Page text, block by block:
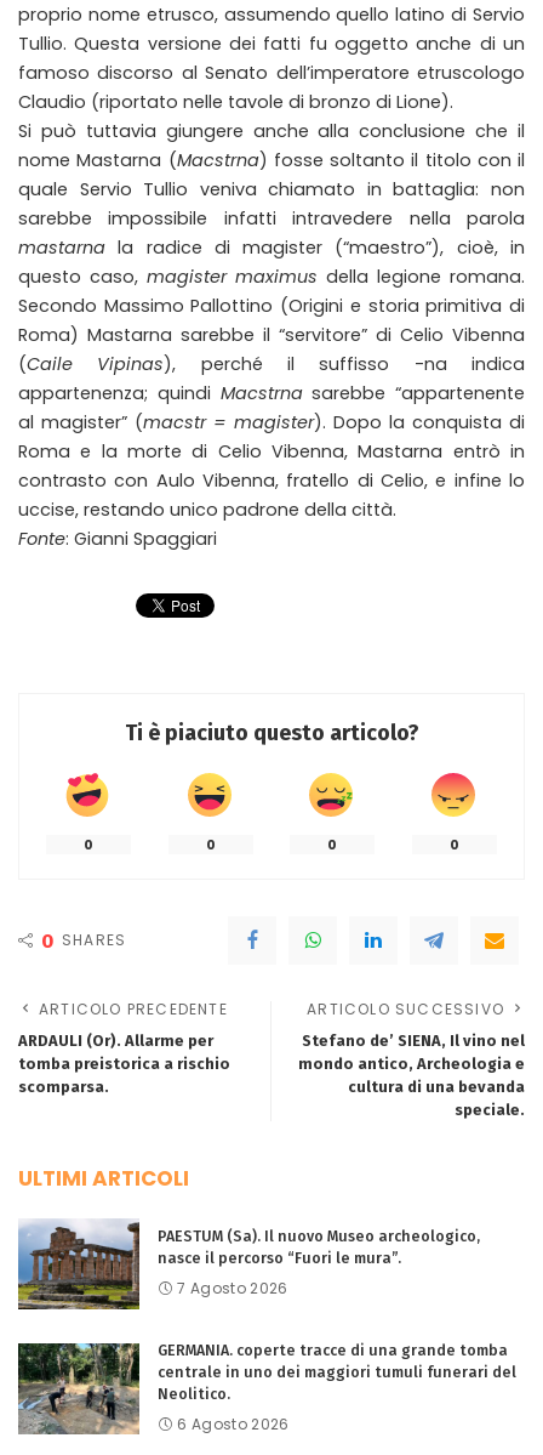
proprio nome etrusco, assumendo quello latino di Servio
Tullio. Questa versione dei fatti fu oggetto anche di un
famoso discorso al Senato dell’imperatore etruscologo
Claudio (riportato nelle tavole di bronzo di Lione).
Si può tuttavia giungere anche alla conclusione che il
nome Mastarna (Macstrna) fosse soltanto il titolo con il
quale Servio Tullio veniva chiamato in battaglia: non
sarebbe impossibile infatti intravedere nella parola
mastarnala radice di magister (“maestro”), cioè, in
questo caso, magister maximus della legione romana.
Secondo Massimo Pallottino (Origini e storia primitiva di
Roma) Mastarna sarebbe il “servitore” di Celio Vibenna
(Caile Vipinas), perché il suffisso -na indica
appartenenza; quindi Macstrnasarebbe “appartenente
al magister” (macstr = magister). Dopo la conquista di
Roma e la morte di Celio Vibenna, Mastarna entrò in
contrasto con Aulo Vibenna, fratello di Celio, e infine lo
uccise, restando unico padrone della città.
Fonte: Gianni Spaggiari
Ti è piaciuto questo articolo?
0 0 0 0
0 SHARES
ARTICOLO PRECEDENTE
ARDAULI (Or). Allarme per
tomba preistorica a rischio
scomparsa.
ARTICOLO SUCCESSIVO
Stefano de’ SIENA, Il vino nel
mondo antico, Archeologia e
cultura di una bevanda
speciale.
ULTIMI ARTICOLI
PAESTUM (Sa). Il nuovo Museo archeologico,
nasce il percorso “Fuori le mura”.
7 Agosto 2026
GERMANIA. coperte tracce di una grande tomba
centrale in uno dei maggiori tumuli funerari del
Neolitico.
6 Agosto 2026